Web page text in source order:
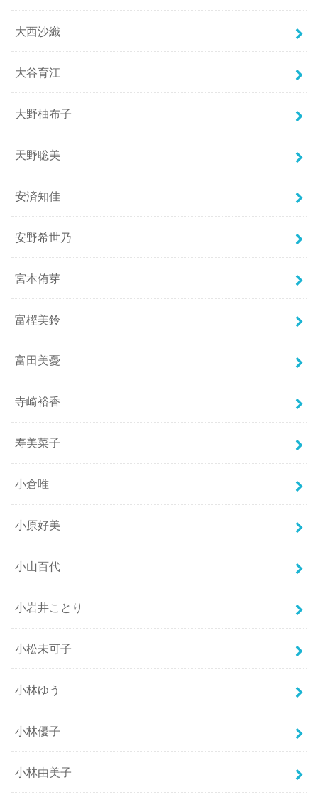
大西沙織
大谷育江
大野柚布子
天野聡美
安済知佳
安野希世乃
宮本侑芽
富樫美鈴
富田美憂
寺崎裕香
寿美菜子
小倉唯
小原好美
小山百代
小岩井ことり
小松未可子
小林ゆう
小林優子
小林由美子